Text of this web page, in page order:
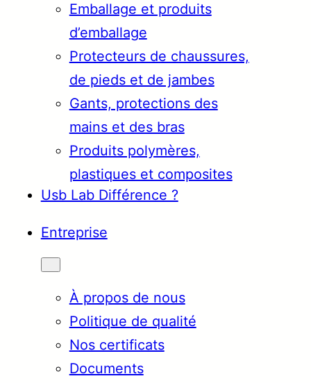
Emballage et produits
d’emballage
Protecteurs de chaussures,
de pieds et de jambes
Gants, protections des
mains et des bras
Produits polymères,
plastiques et composites
Usb Lab Différence ?
Entreprise
À propos de nous
Politique de qualité
Nos certificats
Documents
Français